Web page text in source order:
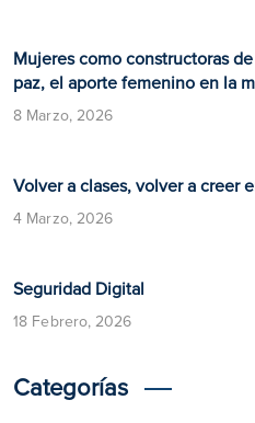
Mujeres como constructoras
paz, el aporte femenino en la
8 Marzo, 2026
Volver a clases, volver a creer
4 Marzo, 2026
​​Seguridad Digital​
18 Febrero, 2026
Categorías